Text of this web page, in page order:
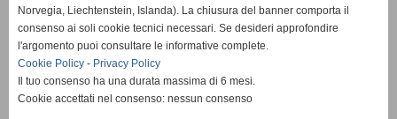
Privacy Policy-Cookie Policy
totale visite
1232616
Norvegia, Liechtenstein, Islanda). La chiusura del banner comporta il
consenso ai soli cookie tecnici necessari. Se desideri approfondire
l'argomento puoi consultare le informative complete.
Cookie Policy - Privacy Policy
Il tuo consenso ha una durata massima di 6 mesi.
Cookie accettati nel consenso: nessun consenso